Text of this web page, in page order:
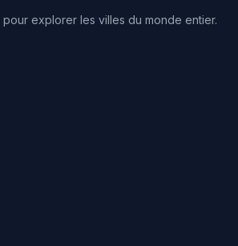
explorer les villes du monde entier.